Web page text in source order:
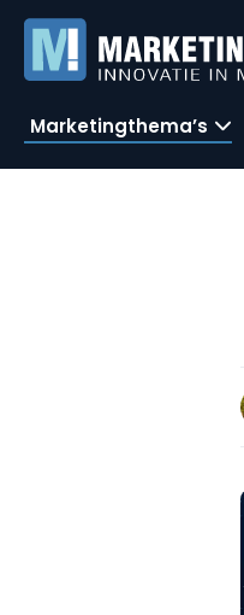
Marketingthema’s